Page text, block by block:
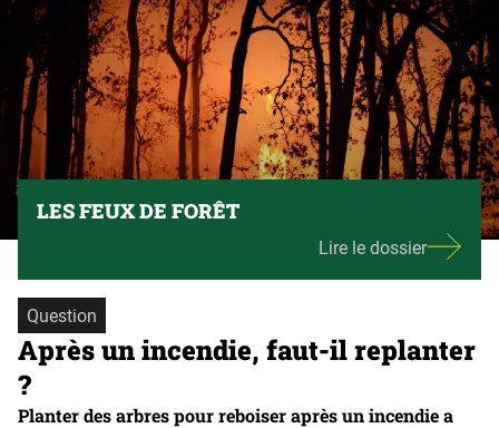
Question
Après un incendie, faut-il replanter
?
Planter des arbres pour reboiser après un incendie a
LES FEUX DE FORÊT
Lire le dossier